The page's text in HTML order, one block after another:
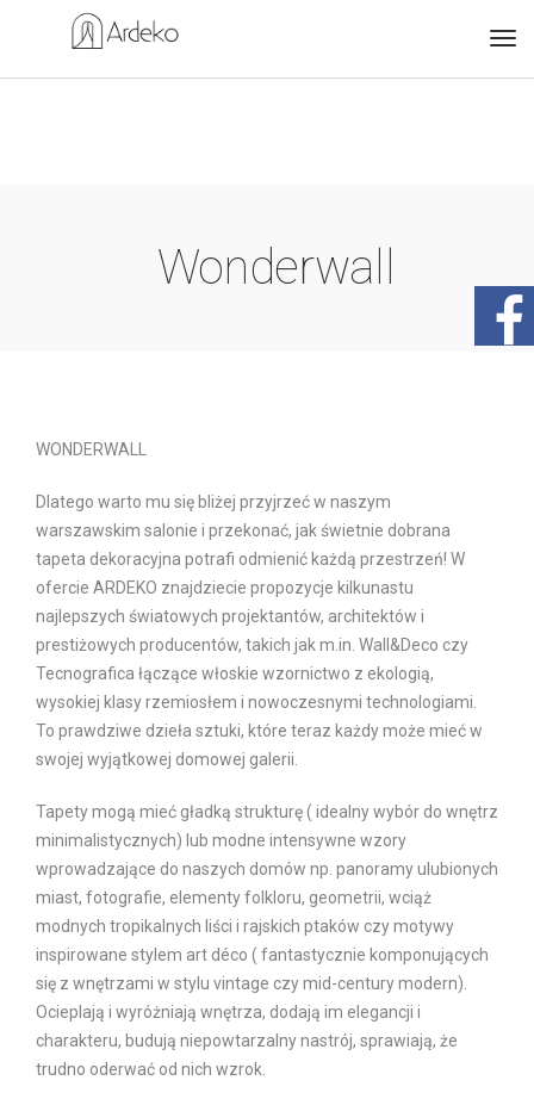
Wonderwall
WONDERWALL
Dlatego warto mu się bliżej przyjrzeć w naszym
warszawskim salonie i przekonać, jak świetnie dobrana
tapeta dekoracyjna potrafi odmienić każdą przestrzeń! W
ofercie ARDEKO znajdziecie propozycje kilkunastu
najlepszych światowych projektantów, architektów i
prestiżowych producentów, takich jak m.in. Wall&Deco czy
Tecnografica łączące włoskie wzornictwo z ekologią,
wysokiej klasy rzemiosłem i nowoczesnymi technologiami.
To prawdziwe dzieła sztuki, które teraz każdy może mieć w
swojej wyjątkowej domowej galerii.
Tapety mogą mieć gładką strukturę ( idealny wybór do wnętrz
minimalistycznych) lub modne intensywne wzory
wprowadzające do naszych domów np. panoramy ulubionych
miast, fotografie, elementy folkloru, geometrii, wciąż
modnych tropikalnych liści i rajskich ptaków czy motywy
inspirowane stylem art déco ( fantastycznie komponujących
się z wnętrzami w stylu vintage czy mid-century modern).
Ocieplają i wyróżniają wnętrza, dodają im elegancji i
charakteru, budują niepowtarzalny nastrój, sprawiają, że
trudno oderwać od nich wzrok.